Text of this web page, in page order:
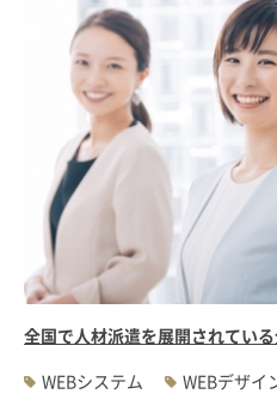
全国で人材派遣を展開されてい
WEBシステム
WEBデザイ